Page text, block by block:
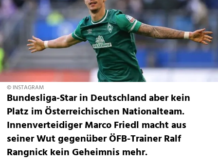
© INSTAGRAM
Bundesliga-Star in Deutschland aber kein
Platz im Österreichischen Nationalteam.
Innenverteidiger Marco Friedl macht aus
seiner Wut gegenüber ÖFB-Trainer Ralf
Rangnick kein Geheimnis mehr.